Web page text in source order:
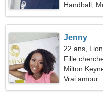
Handball,
Jenny
22 ans, Lion
Fille
Milton
Vrai amour